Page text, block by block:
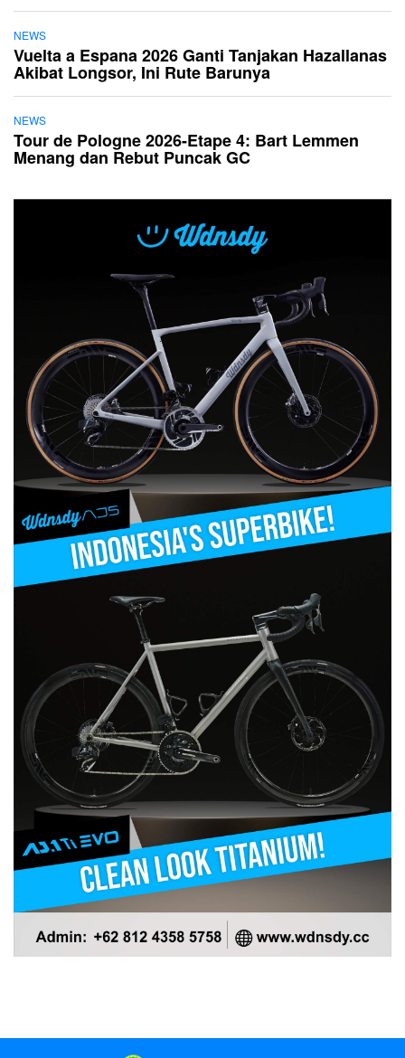
NEWS
Vuelta a Espana 2026 Ganti Tanjakan Hazallanas
Akibat Longsor, Ini Rute Barunya
NEWS
Tour de Pologne 2026-Etape 4: Bart Lemmen
Menang dan Rebut Puncak GC